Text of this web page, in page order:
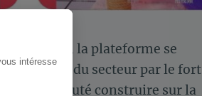
intéresse
la plateforme se
acteurs du secteur par le fort
communauté construire sur la